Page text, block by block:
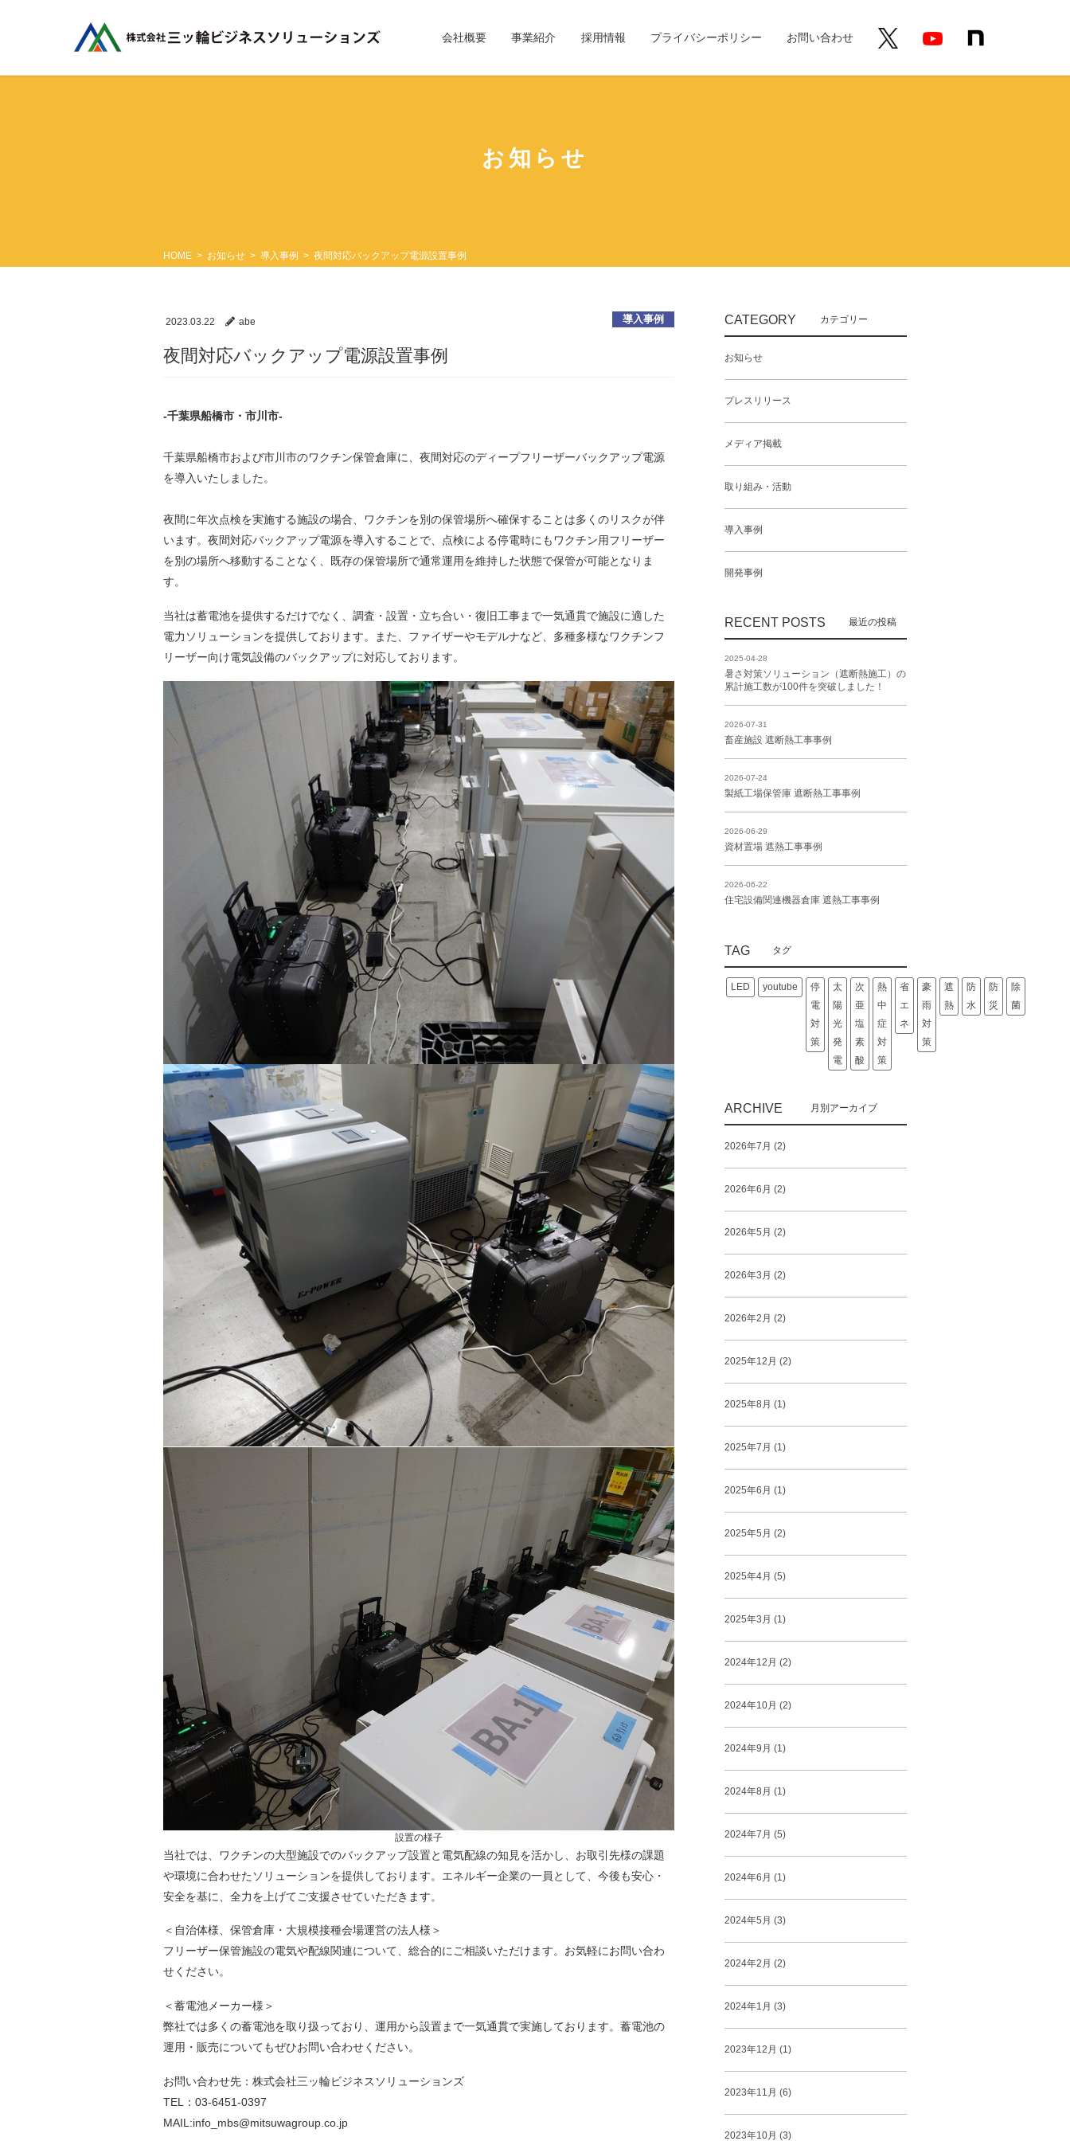
会社概要 事業紹介 採用情報 プライバシーポリシー お問い合わせ
お知らせ
HOME お知らせ 導入事例 夜間対応バックアップ電源設置事例
2023.03.22 abe 導入事例
夜間対応バックアップ電源設置事例
-千葉県船橋市・市川市-
千葉県船橋市および市川市のワクチン保管倉庫に、夜間対応のディープフリーザーバックアップ電源
を導入いたしました。
夜間に年次点検を実施する施設の場合、ワクチンを別の保管場所へ確保することは多くのリスクが伴
います。夜間対応バックアップ電源を導入することで、点検による停電時にもワクチン用フリーザー
を別の場所へ移動することなく、既存の保管場所で通常運用を維持した状態で保管が可能となりま
す。
当社は蓄電池を提供するだけでなく、調査・設置・立ち合い・復旧工事まで一気通貫で施設に適した
電力ソリューションを提供しております。また、ファイザーやモデルナなど、多種多様なワクチンフ
リーザー向け電気設備のバックアップに対応しております。
設置の様子
当社では、ワクチンの大型施設でのバックアップ設置と電気配線の知見を活かし、お取引先様の課題
や環境に合わせたソリューションを提供しております。エネルギー企業の一員として、今後も安心・
安全を基に、全力を上げてご支援させていただきます。
＜自治体様、保管倉庫・大規模接種会場運営の法人様＞
フリーザー保管施設の電気や配線関連について、総合的にご相談いただけます。お気軽にお問い合わ
せください。
＜蓄電池メーカー様＞
弊社では多くの蓄電池を取り扱っており、運用から設置まで一気通貫で実施しております。蓄電池の
運用・販売についてもぜひお問い合わせください。
お問い合わせ先：株式会社三ッ輪ビジネスソリューションズ
TEL：03-6451-0397
MAIL:info_mbs@mitsuwagroup.co.jp
CATEGORY
お知らせ
プレスリリース
メディア掲載
取り組み・活動
導入事例
開発事例
RECENT POSTS
2025-04-28
暑さ対策ソリューション（遮断熱施工）の
累計施工数が100件を突破しました！
2026-07-31
畜産施設 遮断熱工事事例
2026-07-24
製紙工場保管庫 遮断熱工事事例
2026-06-29
資材置場 遮熱工事事例
2026-06-22
住宅設備関連機器倉庫 遮熱工事事例
TAG
LED youtube
停
電
対
策
太
陽
光
発
電
次
亜
塩
素
酸
熱
中
症
対
策
省
エ
ネ
豪
雨
対
策
遮
熱
防
水
防
災
除
菌
ARCHIVE
2026年7月 (2)
2026年6月 (2)
2026年5月 (2)
2026年3月 (2)
2026年2月 (2)
2025年12月 (2)
2025年8月 (1)
2025年7月 (1)
2025年6月 (1)
2025年5月 (2)
2025年4月 (5)
2025年3月 (1)
2024年12月 (2)
2024年10月 (2)
2024年9月 (1)
2024年8月 (1)
2024年7月 (5)
2024年6月 (1)
2024年5月 (3)
2024年2月 (2)
2024年1月 (3)
2023年12月 (1)
2023年11月 (6)
2023年10月 (3)